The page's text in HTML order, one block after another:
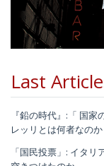
Last
『鉛の時代』:「 国
レッリとは何者なのか
「国民投票」: イタ